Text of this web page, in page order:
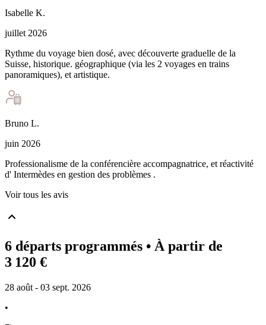
Isabelle K.
juillet 2026
Rythme du voyage bien dosé, avec découverte graduelle de la
Suisse, historique. géographique (via les 2 voyages en trains
panoramiques), et artistique.
Bruno L.
juin 2026
Professionalisme de la conférencière accompagnatrice, et réactivité
d' Intermèdes en gestion des problèmes .
Voir tous les avis
6 départs programmés • À partir de
3 120 €
28 août - 03 sept. 2026
•